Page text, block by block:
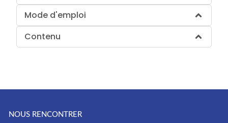
Mode d'emploi
Contenu
NOUS RENCONTRER